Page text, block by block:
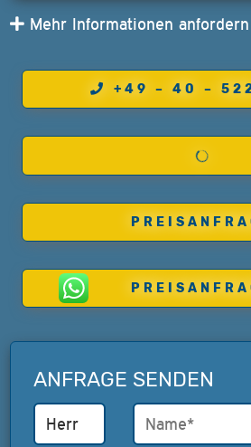
Mehr Informationen anfordern
+49 – 40 –
ANFRAGE SENDEN